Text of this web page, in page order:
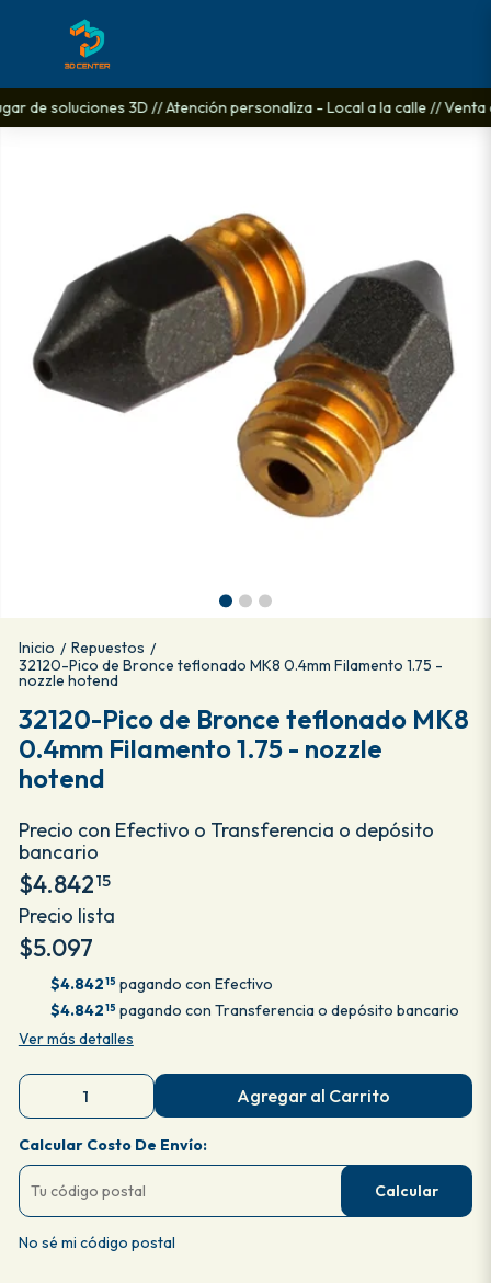
de soluciones 3D // Atención personaliza - Local a la calle // Venta
Inicio / Repuestos /
32120-Pico de Bronce teflonado MK8 0.4mm Filamento 1.75 -
nozzle hotend
32120-Pico de Bronce teflonado MK8
0.4mm Filamento 1.75 - nozzle
hotend
Precio con Efectivo o Transferencia o depósito
bancario
$4.84215
Precio lista
$5.097
$4.84215 pagando con Efectivo
$4.84215 pagando con Transferencia o depósito bancario
Ver más detalles
Agregar al Carrito
Calcular Costo De Envío:
Calcular
No sé mi código postal